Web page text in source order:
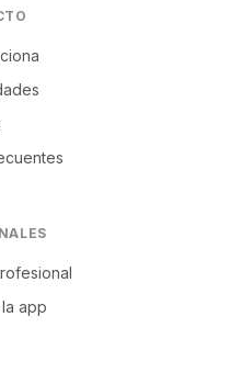
app